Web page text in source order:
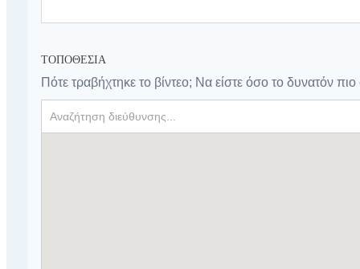
ΤΟΠΟΘΕΣΊΑ
Πότε τραβήχτηκε το βίντεο; Να είστε όσο το δυνατόν πιο